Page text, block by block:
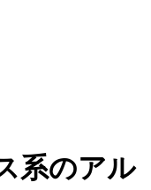
系のアル